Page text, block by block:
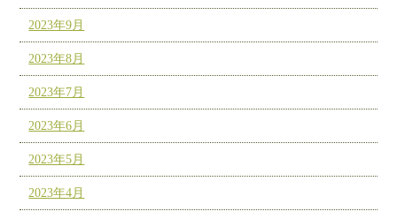
2023年9月
2023年8月
2023年7月
2023年6月
2023年5月
2023年4月